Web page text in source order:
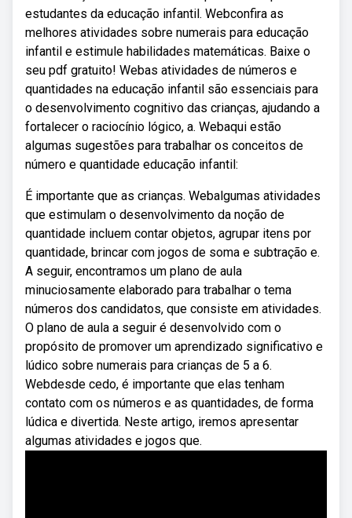
estudantes da educação infantil. Webconfira as
melhores atividades sobre numerais para educação
infantil e estimule habilidades matemáticas. Baixe o
seu pdf gratuito! Webas atividades de números e
quantidades na educação infantil são essenciais para
o desenvolvimento cognitivo das crianças, ajudando a
fortalecer o raciocínio lógico, a. Webaqui estão
algumas sugestões para trabalhar os conceitos de
número e quantidade educação infantil:
É importante que as crianças. Webalgumas atividades
que estimulam o desenvolvimento da noção de
quantidade incluem contar objetos, agrupar itens por
quantidade, brincar com jogos de soma e subtração e.
A seguir, encontramos um plano de aula
minuciosamente elaborado para trabalhar o tema
números dos candidatos, que consiste em atividades.
O plano de aula a seguir é desenvolvido com o
propósito de promover um aprendizado significativo e
lúdico sobre numerais para crianças de 5 a 6.
Webdesde cedo, é importante que elas tenham
contato com os números e as quantidades, de forma
lúdica e divertida. Neste artigo, iremos apresentar
algumas atividades e jogos que.